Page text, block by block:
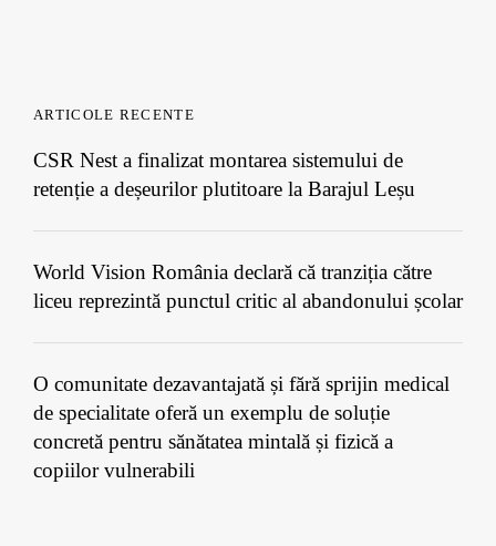
ARTICOLE RECENTE
CSR Nest a finalizat montarea sistemului de
retenție a deșeurilor plutitoare la Barajul Leșu
World Vision România declară că tranziția către
liceu reprezintă punctul critic al abandonului școlar
O comunitate dezavantajată și fără sprijin medical
de specialitate oferă un exemplu de soluție
concretă pentru sănătatea mintală și fizică a
copiilor vulnerabili